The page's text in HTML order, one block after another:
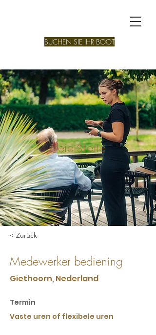
BUCHEN SIE IHR BOOT
freie Stelle
< Zurück
Medewerker bediening
Giethoorn, Nederland
Termin
Vaste uren of flexibele uren